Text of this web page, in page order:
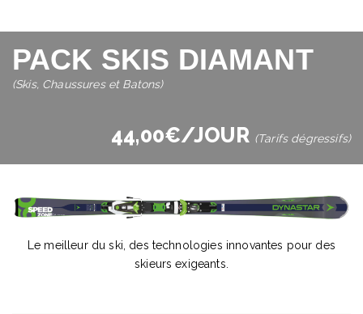
PACK SKIS DIAMANT
(Skis, Chaussures et Batons)
44,00€/JOUR (Tarifs dégressifs)
Le meilleur du ski, des technologies innovantes pour des
skieurs exigeants.